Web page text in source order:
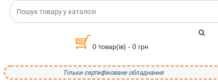
0 товар(ів) - 0 грн
Тільки сертифіковане обладнання